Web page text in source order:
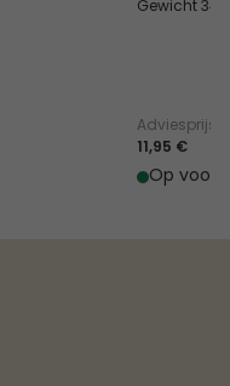
Gewicht
Adviesprijs
11,95 €
Op